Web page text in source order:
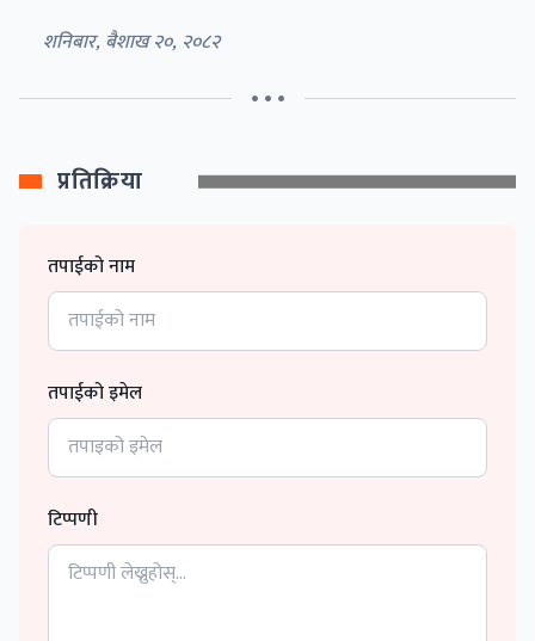
शनिबार, बैशाख २०, २०८२
• • •
प्रतिक्रिया
तपाईको नाम
तपाईको इमेल
टिप्पणी